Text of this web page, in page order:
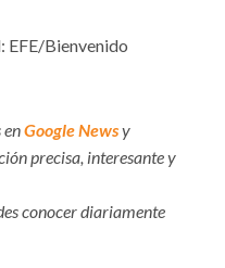
EFE/Bienvenido
enGoogle Newsy
precisa, interesante y
conocer diariamente